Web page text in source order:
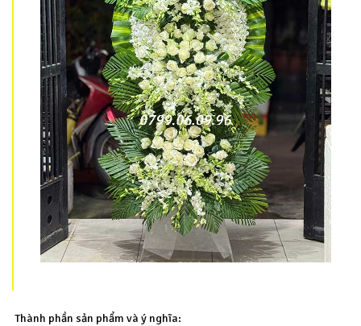
Thành phần sản phẩm và ý nghĩa: